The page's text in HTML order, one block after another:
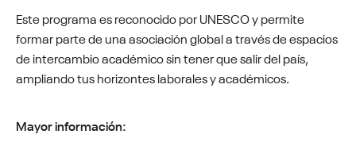
Este programa es reconocido por UNESCO y permite
formar parte de una asociación global a través de espacios
de intercambio académico sin tener que salir del país,
ampliando tus horizontes laborales y académicos.
Mayor información: